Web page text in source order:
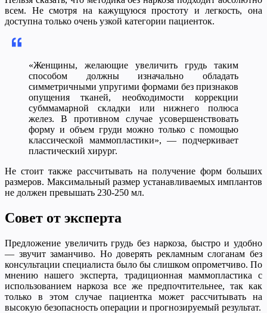
всем. Не смотря на кажущуюся простоту и легкость, она
доступна только очень узкой категории пациенток.
«Женщины, желающие увеличить грудь таким
способом должны изначально обладать
симметричными упругими формами без признаков
опущения тканей, необходимости коррекции
субммамарной складки или нижнего полюса
желез. В противном случае усовершенствовать
форму и объем груди можно только с помощью
классической маммопластики», — подчеркивает
пластический хирург.
Не стоит также рассчитывать на получение форм больших
размеров. Максимальный размер устанавливаемых имплантов
не должен превышать 230-250 мл.
Совет от эксперта
Предложение увеличить грудь без наркоза, быстро и удобно
— звучит заманчиво. Но доверять рекламным слоганам без
консультации специалиста было бы слишком опрометчиво. По
мнению нашего эксперта, традиционная маммопластика с
использованием наркоза все же предпочтительнее, так как
только в этом случае пациентка может рассчитывать на
высокую безопасность операции и прогнозируемый результат.